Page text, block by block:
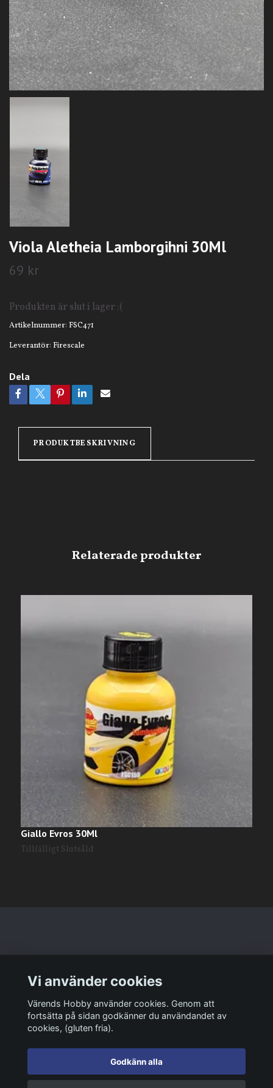
Viola Aletheia Lamborgihni 30Ml
69 kr
Produkten är slut i lager :(
Artikelnummer: FSC471
Leverantör: Firescale
Dela
PRODUKTBESKRIVNING
Giallo Evros 30Ml
Tillfälligt Slutsåld
Sociala medier
Vi använder cookies
Värends Hobby använder cookies. Genom att
fortsätta på sidan godkänner du användandet av
cookies, (gluten fria).
Godkänn alla